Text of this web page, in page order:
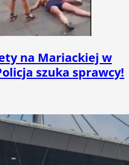
na Mariackiej w
szuka sprawcy!